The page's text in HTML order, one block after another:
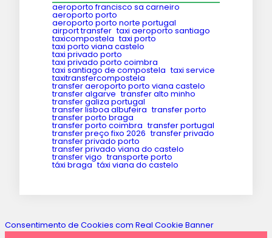
aeroporto francisco sa carneiro
aeroporto porto
aeroporto porto norte portugal
airport transfer taxi aeroporto santiago
taxicompostela taxi porto
taxi porto viana castelo
taxi privado porto
taxi privado porto coimbra
taxi santiago de compostela taxi service
taxitransfercompostela
transfer aeroporto porto viana castelo
transfer algarve transfer alto minho
transfer galiza portugal
transfer lisboa albufeira transfer porto
transfer porto braga
transfer porto coimbra transfer portugal
transfer preço fixo 2026 transfer privado
transfer privado porto
transfer privado viana do castelo
transfer vigo transporte porto
táxi braga táxi viana do castelo
Consentimento de Cookies com Real Cookie Banner